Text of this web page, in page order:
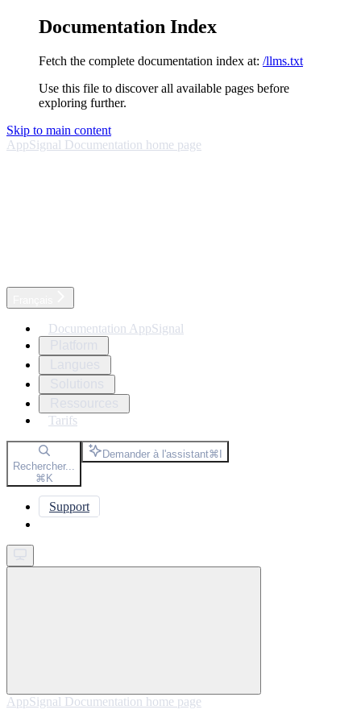
Documentation Index
Fetch the complete documentation index at: /llms.txt
Use this file to discover all available pages before
exploring further.
Skip to main content
AppSignal Documentation home page
Documentation AppSignal
Tarifs
Rechercher...
⌘K
Demander à l'assistant⌘I
Support
AppSignal Documentation home page